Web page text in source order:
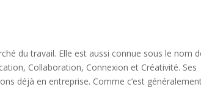
du travail. Elle est aussi connue sous le nom
Collaboration, Connexion et Créativité. Ses
déjà en entreprise. Comme c’est